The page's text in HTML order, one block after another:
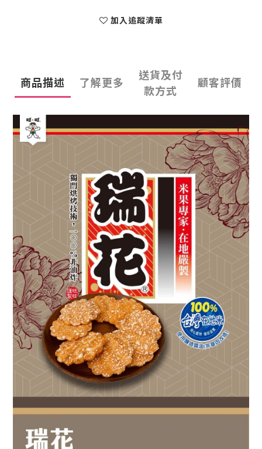
加入追蹤清單
商品描述 了解更多
送貨及付
款方式
顧客評價